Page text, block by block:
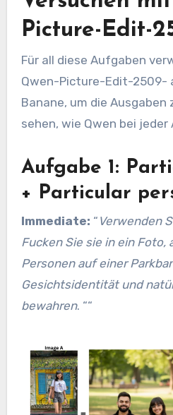
Picture-Edit-
Für all diese Aufgaben
Qwen-Picture-Edit-2509-
Banane, um die Ausgaben
sehen, wie Qwen bei
Aufgabe 1:
+ Particular
Immediate: “ Verwenden
Fucken Sie sie in ein Foto,
Personen auf einer
Gesichtsidentität und
bewahren. ““